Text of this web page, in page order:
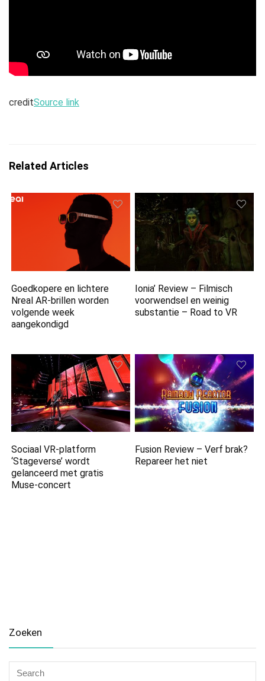
creditSource link
Related Articles
Goedkopere en lichtere
Nreal AR-brillen worden
volgende week
aangekondigd
Ionia’ Review – Filmisch
voorwendsel en weinig
substantie – Road to VR
Sociaal VR-platform
‘Stageverse’ wordt
gelanceerd met gratis
Muse-concert
Fusion Review – Verf brak?
Repareer het niet
Zoeken